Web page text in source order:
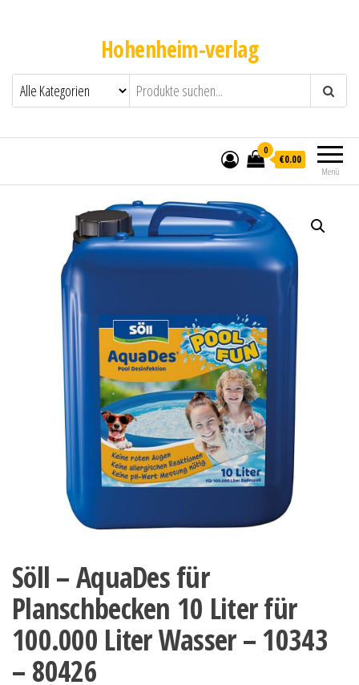
Hohenheim-verlag
Menü
0
€0.00
Söll – AquaDes für
Planschbecken 10 Liter für
100.000 Liter Wasser – 10343
– 80426